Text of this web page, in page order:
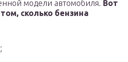
модели автомобиля. Вот
сколько бензина